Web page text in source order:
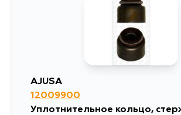
AJUSA
12009900
Уплотнительное кольцо,